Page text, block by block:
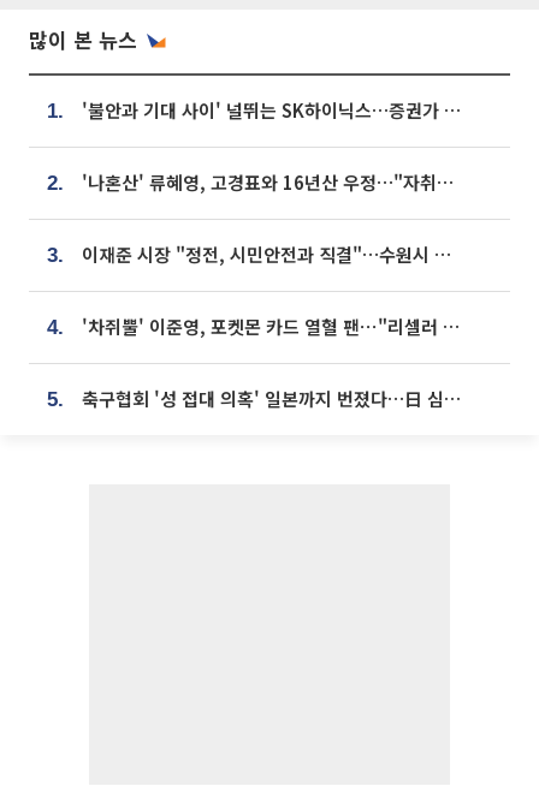
많이 본 뉴스
1. '불안과 기대 사이' 널뛰는 SK하이닉스…증권가 "HBM4·LTA 기반 펀터멘털 견고"
2. '나혼산' 류혜영, 고경표와 16년산 우정…"자취방서 부모님과 마주쳐"
3. 이재준 시장 "정전, 시민안전과 직결"…수원시 비상대응체계 가동
4. '차쥐뿔' 이준영, 포켓몬 카드 열혈 팬⋯"리셀러 처단할 것"
5. 축구협회 '성 접대 의혹' 일본까지 번졌다…日 심판 실명 공개